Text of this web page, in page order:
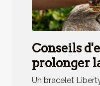
Conseils
prolonger
bracelet
Un bracelet